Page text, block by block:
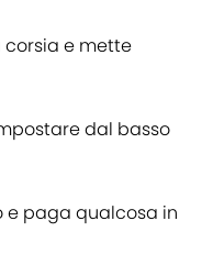
corsia e mette
dal basso
e paga qualcosa in